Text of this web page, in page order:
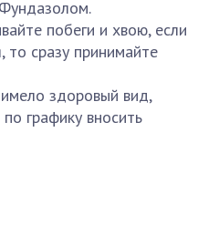
побеги и хвою, если
сразу принимайте
здоровый вид,
графику вносить